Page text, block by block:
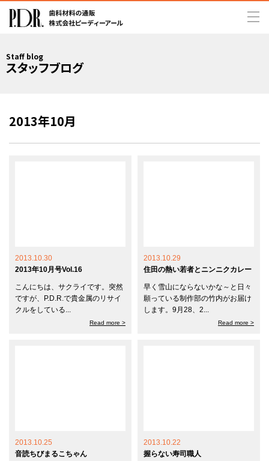
Staff blog
スタッフブログ
2013年10月
2013.10.30
2013年10月号Vol.16
こんにちは、サクライです。突然
ですが、P.D.R.で貴金属のリサイ
クルをしている...
Read more >
2013.10.29
住田の熱い若者とニンニクカレー
早く雪山にならないかな～と日々
願っている制作部の竹内がお届け
します。9月28、2...
Read more >
2013.10.25
音読ちびまるこちゃん
2013.10.22
握らない寿司職人